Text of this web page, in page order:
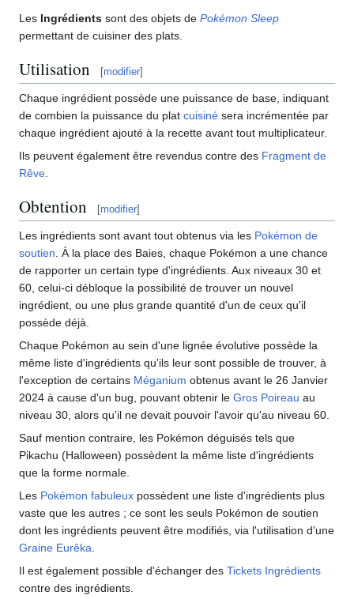
Les Ingrédients sont des objets de Pokémon Sleep
permettant de cuisiner des plats.
Utilisation [modifier]
Chaque ingrédient possède une puissance de base, indiquant
de combien la puissance du plat cuisiné sera incrémentée par
chaque ingrédient ajouté à la recette avant tout multiplicateur.
Ils peuvent également être revendus contre des Fragment de
Rêve
Obtention [modifier]
Les ingrédients sont avant tout obtenus via les Pokémon de
soutien . À la place des Baies, chaque Pokémon a une chance
de rapporter un certain type d'ingrédients. Aux niveaux 30 et
60, celui-ci débloque la possibilité de trouver un nouvel
ingrédient, ou une plus grande quantité d'un de ceux qu'il
possède déjà.
Chaque Pokémon au sein d'une lignée évolutive possède la
même liste d'ingrédients qu'ils leur sont possible de trouver, à
l'exception de certains Méganium obtenus avant le 26 Janvier
2024 à cause d'un bug, pouvant obtenir le Gros Poireau au
niveau 30, alors qu'il ne devait pouvoir l'avoir qu'au niveau 60.
Sauf mention contraire, les Pokémon déguisés tels que
Pikachu (Halloween) possèdent la même liste d'ingrédients
que la forme normale.
Les Pokémon fabuleux possèdent une liste d'ingrédients plus
vaste que les autres ; ce sont les seuls Pokémon de soutien
dont les ingrédients peuvent être modifiés, via l'utilisation d'une
Graine Eurêka
Il est également possible d'échanger des Tickets Ingrédients
contre des ingrédients.